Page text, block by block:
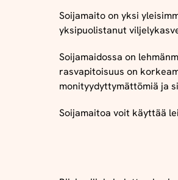
Soijamaito on yksi
yksipuolistanut
Soijamaidossa on
rasvapitoisuus on
monityydyttymättömiä ja
Soijamaitoa voit käyttää